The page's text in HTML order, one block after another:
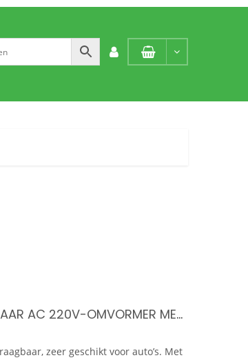
200W AUTO-OMVORMER DC 12V NAAR AC 220V-OMVORMER MET 2 AC-STOPCONTACTEN 4 USB-POORTEN AAN/UIT-SCHAKELAAR VEILIGE BESCHERMING DRAAGBARE AUTOLADERADAPTER VOOR TELEFOON LAPTOP ELEKTRISCHE VERLICHTING VENTILATOREN
zeer geschikt voor auto’s. Met